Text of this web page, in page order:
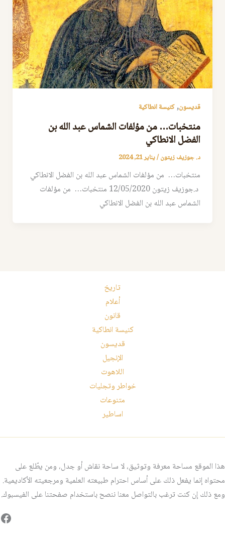
قديسون,كنيسة انطاكية
منتخبات… من مؤلفات الشماس عبد الله بن
الفضل الانطاكي
د. جوزيف زيتون/يناير 21, 2024
منتخبات… من مؤلفات الشماس عبد الله بن الفضل الانطاكي
د.جوزيف زيتون 12/05/2020 منتخبات… من مؤلفات
الشماس عبد الله بن الفضل الانطاكي
تاريخ
أعلام
قانون
كنيسة انطاكية
قديسون
الإنجيل
اللاهوت
خواطر وتجليات
متنوعات
اساطير
هذا الموقع مساحة معرفة وتوثيق، لا ساحة نقاش أو جدل، ومن يطّلع على
محتواه إنما يفعل ذلك على أساس احترام طبيعته العلمية ومرجعيته الأكاديمية.
ومع ذلك إن كنت ترغب بالتواصل معنا ننصح باستخدام صفحتنا على الفيسبوك.